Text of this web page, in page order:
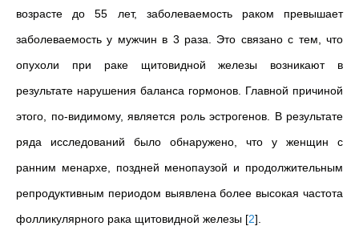
возрасте до 55 лет, заболеваемость раком превышает
заболеваемость у мужчин в 3 раза. Это связано с тем, что
опухоли при раке щитовидной железы возникают в
результате нарушения баланса гормонов. Главной причиной
этого, по-видимому, является роль эстрогенов. В результате
ряда исследований было обнаружено, что у женщин с
ранним менархе, поздней менопаузой и продолжительным
репродуктивным периодом выявлена более высокая частота
фолликулярного рака щитовидной железы [2]